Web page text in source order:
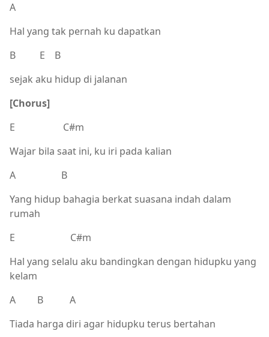
A
Hal yang tak pernah ku dapatkan
B E B
sejak aku hidup di jalanan
[Chorus]
E C#m
Wajar bila saat ini, ku iri pada kalian
A B
Yang hidup bahagia berkat suasana indah dalam
rumah
E C#m
Hal yang selalu aku bandingkan dengan hidupku yang
kelam
A B A
Tiada harga diri agar hidupku terus bertahan